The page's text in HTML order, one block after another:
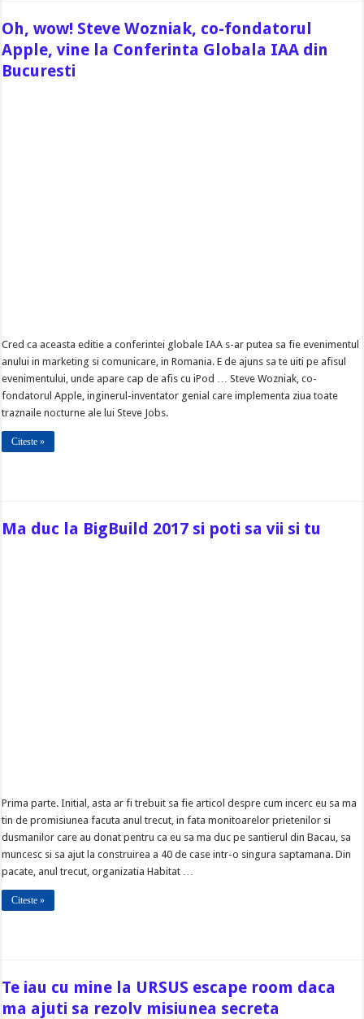
Oh, wow! Steve Wozniak, co-fondatorul
Apple, vine la Conferinta Globala IAA din
Bucuresti
Cred ca aceasta editie a conferintei globale IAA s-ar putea sa fie evenimentul
anului in marketing si comunicare, in Romania. E de ajuns sa te uiti pe afisul
evenimentului, unde apare cap de afis cu iPod … Steve Wozniak, co-
fondatorul Apple, inginerul-inventator genial care implementa ziua toate
traznaile nocturne ale lui Steve Jobs.
Citeste »
Ma duc la BigBuild 2017 si poti sa vii si tu
Prima parte. Initial, asta ar fi trebuit sa fie articol despre cum incerc eu sa ma
tin de promisiunea facuta anul trecut, in fata monitoarelor prietenilor si
dusmanilor care au donat pentru ca eu sa ma duc pe santierul din Bacau, sa
muncesc si sa ajut la construirea a 40 de case intr-o singura saptamana. Din
pacate, anul trecut, organizatia Habitat …
Citeste »
Te iau cu mine la URSUS escape room daca
ma ajuti sa rezolv misiunea secreta